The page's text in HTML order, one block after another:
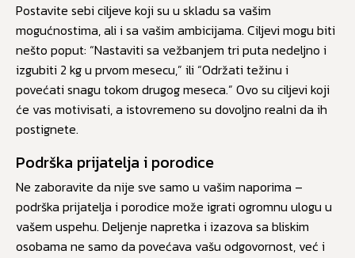
Postavite sebi ciljeve koji su u skladu sa vašim
mogućnostima, ali i sa vašim ambicijama. Ciljevi mogu biti
nešto poput: “Nastaviti sa vežbanjem tri puta nedeljno i
izgubiti 2 kg u prvom mesecu,” ili “Održati težinu i
povećati snagu tokom drugog meseca.” Ovo su ciljevi koji
će vas motivisati, a istovremeno su dovoljno realni da ih
postignete.
Podrška prijatelja i porodice
Ne zaboravite da nije sve samo u vašim naporima –
podrška prijatelja i porodice može igrati ogromnu ulogu u
vašem uspehu. Deljenje napretka i izazova sa bliskim
osobama ne samo da povećava vašu odgovornost, već i